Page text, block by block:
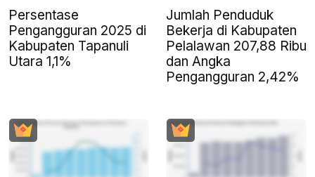
Persentase
Pengangguran 2025 di
Kabupaten Tapanuli
Utara 1,1%
Jumlah Penduduk
Bekerja di Kabupaten
Pelalawan 207,88 Ribu
dan Angka
Pengangguran 2,42%